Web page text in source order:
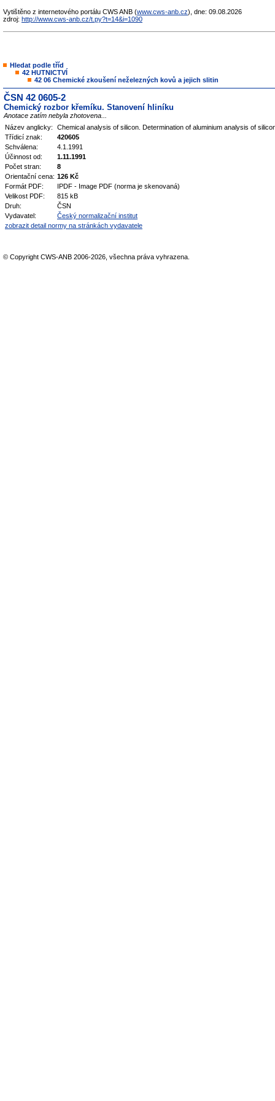
Vytištěno z internetového portálu CWS ANB (www.cws-anb.cz), dne: 09.08.2026
zdroj: http://www.cws-anb.cz/t.py?t=14&i=1090
Hledat podle tříd
42 HUTNICTVÍ
42 06 Chemické zkoušení neželezných kovů a jejich slitin
ČSN 42 0605-2
Chemický rozbor křemíku. Stanovení hliníku
Anotace zatím nebyla zhotovena...
Název anglicky:
Chemical analysis of silicon. Determination of aluminium analysis of
Třídicí znak:
420605
Schválena:
4.1.1991
Účinnost od:
1.11.1991
Počet stran:
8
Orientační cena: 126 Kč
Formát PDF:
IPDF - Image PDF (norma je skenovaná)
Velikost PDF:
815 kB
Druh:
ČSN
Vydavatel:
Český normalizační institut
zobrazit detail normy na stránkách vydavatele
© Copyright CWS-ANB 2006-2026, všechna práva vyhrazena.